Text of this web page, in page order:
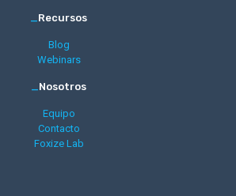
_Recursos
Blog
Webinars
_Nosotros
Equipo
Contacto
Foxize Lab